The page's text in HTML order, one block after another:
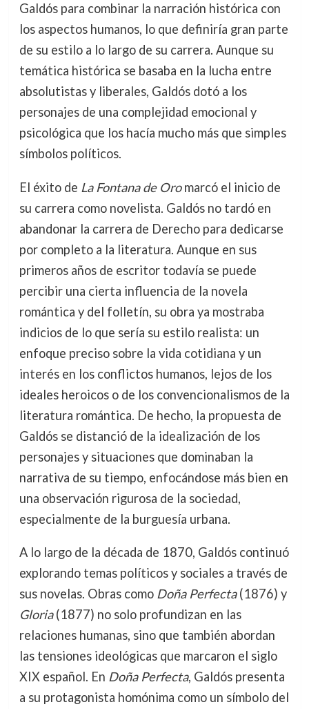
Galdós para combinar la narración histórica con
los aspectos humanos, lo que definiría gran parte
de su estilo a lo largo de su carrera. Aunque su
temática histórica se basaba en la lucha entre
absolutistas y liberales, Galdós dotó a los
personajes de una complejidad emocional y
psicológica que los hacía mucho más que simples
símbolos políticos.
El éxito de La Fontana de Oromarcó el inicio de
su carrera como novelista. Galdós no tardó en
abandonar la carrera de Derecho para dedicarse
por completo a la literatura. Aunque en sus
primeros años de escritor todavía se puede
percibir una cierta influencia de la novela
romántica y del folletín, su obra ya mostraba
indicios de lo que sería su estilo realista: un
enfoque preciso sobre la vida cotidiana y un
interés en los conflictos humanos, lejos de los
ideales heroicos o de los convencionalismos de la
literatura romántica. De hecho, la propuesta de
Galdós se distanció de la idealización de los
personajes y situaciones que dominaban la
narrativa de su tiempo, enfocándose más bien en
una observación rigurosa de la sociedad,
especialmente de la burguesía urbana.
A lo largo de la década de 1870, Galdós continuó
explorando temas políticos y sociales a través de
sus novelas. Obras como Doña Perfecta(1876) y
Gloria(1877) no solo profundizan en las
relaciones humanas, sino que también abordan
las tensiones ideológicas que marcaron el siglo
XIX español. En Doña Perfecta, Galdós presenta
a su protagonista homónima como un símbolo del